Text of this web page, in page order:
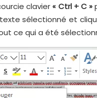
clavier« Ctrl + C »
sélectionné et
ce qui a été